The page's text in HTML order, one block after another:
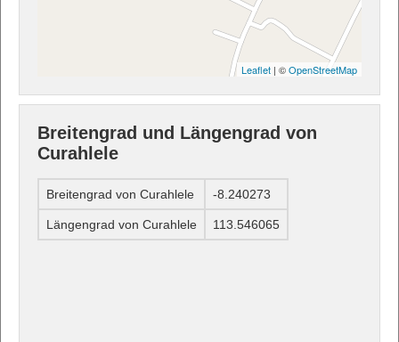
Leaflet | ©OpenStreetMap
Breitengrad und Längengrad von
Curahlele
Breitengrad von Curahlele -8.240273
Längengrad von Curahlele 113.546065